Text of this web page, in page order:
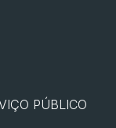
PÚBLICO